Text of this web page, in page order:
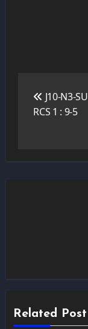
l’article
J10-N3-
RCS 1 : 9-5
Related Post